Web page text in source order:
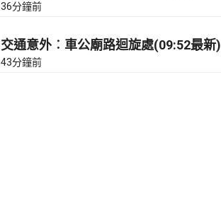
36分鐘前
交通意外︰車公廟路迴旋處(09:52最新)
43分鐘前